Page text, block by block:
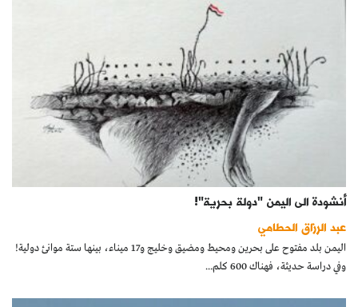
أنشودة الى اليمن "دولة بحرية"!
عبد الرزاق الحطامي
اليمن بلد مفتوح على بحرين ومحيط ومضيق وخليج و17 ميناء، بينها ستة موانئ دولية!
وفي دراسة حديثة، فهناك 600 كلم...